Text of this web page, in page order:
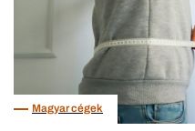
Magyar cégek